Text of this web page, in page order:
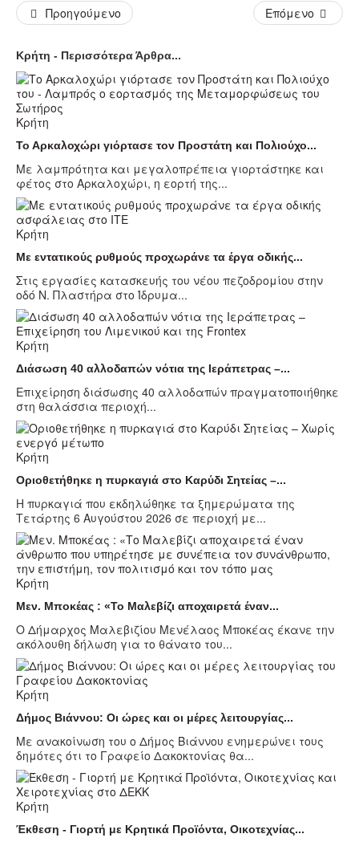
Προηγούμενο Επόμενο
Κρήτη - Περισσότερα Άρθρα...
Κρήτη
Το Αρκαλοχώρι γιόρτασε τον Προστάτη και Πολιούχο...
Με λαμπρότητα και μεγαλοπρέπεια γιορτάστηκε και
φέτος στο Αρκαλοχώρι, η εορτή της...
Κρήτη
Με εντατικούς ρυθμούς προχωράνε τα έργα οδικής...
Στις εργασίες κατασκευής του νέου πεζοδρομίου στην
οδό Ν. Πλαστήρα στο Ίδρυμα...
Κρήτη
Διάσωση 40 αλλοδαπών νότια της Ιεράπετρας –...
Επιχείρηση διάσωσης 40 αλλοδαπών πραγματοποιήθηκε
στη θαλάσσια περιοχή...
Κρήτη
Οριοθετήθηκε η πυρκαγιά στο Καρύδι Σητείας –...
Η πυρκαγιά που εκδηλώθηκε τα ξημερώματα της
Τετάρτης 6 Αυγούστου 2026 σε περιοχή με...
Κρήτη
Μεν. Μποκέας : «Το Μαλεβίζι αποχαιρετά έναν...
Ο Δήμαρχος Μαλεβιζίου Μενέλαος Μποκέας έκανε την
ακόλουθη δήλωση για το θάνατο του...
Κρήτη
Δήμος Βιάννου: Οι ώρες και οι μέρες λειτουργίας...
Με ανακοίνωση του ο Δήμος Βιάννου ενημερώνει τους
δημότες ότι το Γραφείο Δακοκτονίας θα...
Κρήτη
Έκθεση - Γιορτή με Κρητικά Προϊόντα, Οικοτεχνίας...